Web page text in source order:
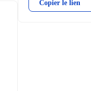
Copier le lien